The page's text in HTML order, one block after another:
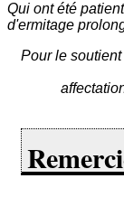
Qui ont été
d'ermitage
Pour le